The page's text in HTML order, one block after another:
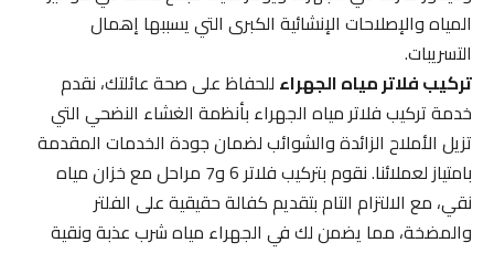
المياه والإصلاحات الإنشائية الكبرى التي يسببها إهمال
التسريبات.
تركيب فلاتر مياه الجهراءللحفاظ على صحة عائلتك، نقدم
خدمة تركيب فلاتر مياه الجهراء بأنظمة الغشاء النضحي التي
تزيل الأملاح الزائدة والشوائب لضمان جودة الخدمات المقدمة
بامتياز لعملائنا. نقوم بتركيب فلاتر 6 و7 مراحل مع خزان مياه
نقي، مع الالتزام التام بتقديم كفالة حقيقية على الفلتر
والمضخة، مما يضمن لك في الجهراء مياه شرب عذبة ونقية